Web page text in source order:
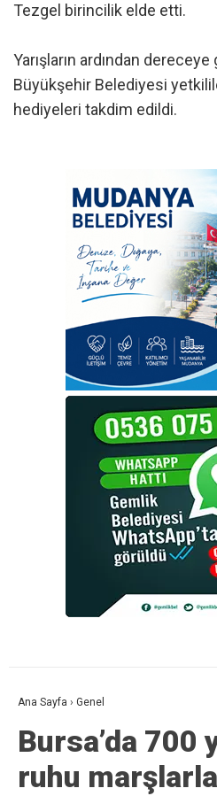
Tezgel birincilik elde etti.
Yarışların ardından
Büyükşehir Belediyesi
hediyeleri takdim edildi.
Ana Sayfa › Genel
Bursa’da 700
ruhu